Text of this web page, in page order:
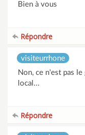
Bien à vous
Répondre
visiteurrhone
Non, ce n'est pas
local...
Répondre